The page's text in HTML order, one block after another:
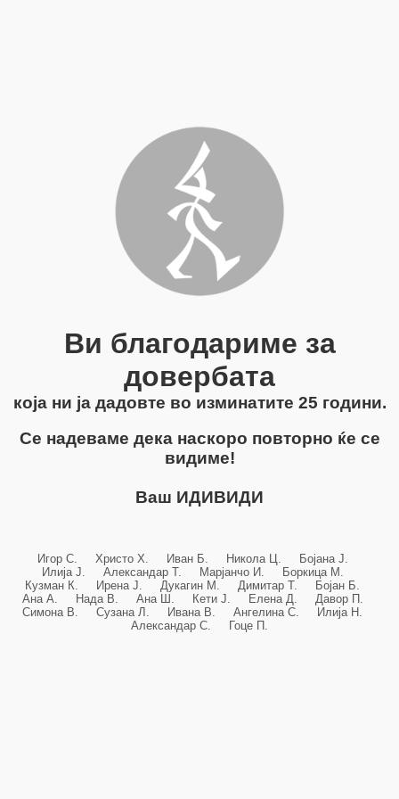
Ви благодариме за
довербата
која ни ја дадовте во изминатите 25 години.
Се надеваме дека наскоро повторно ќе се
видиме!
Ваш ИДИВИДИ
Игор С. Христо Х. Иван Б. Никола Ц. Бојана Ј.
Илија Ј. Александар Т. Марјанчо И. Боркица М.
Кузман К. Ирена Ј. Дукагин М. Димитар Т. Бојан Б.
Ана А. Нада В. Ана Ш. Кети Ј. Елена Д. Давор П.
Симона В. Сузана Л. Ивана В. Ангелина С. Илија Н.
Александар С. Гоце П.